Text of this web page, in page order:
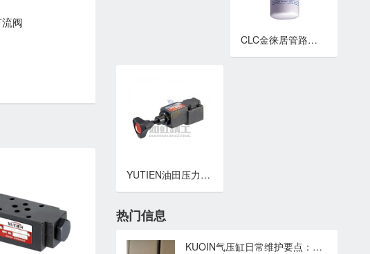
阀
CLC金徕居管路回油网 CF,CF-G系列管路回油网
YUTIEN油田压力控制阀 DG/DT系列 直动 / 遥控型溢流阀
热门信息
KUOIN气压缸日常维护要点：从气源检查到密封件管理